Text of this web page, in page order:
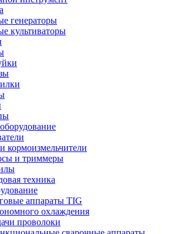
генераторы
культиваторы
кормоизмельчители
и триммеры
техника
аппараты TIG
охлаждения
проволоки